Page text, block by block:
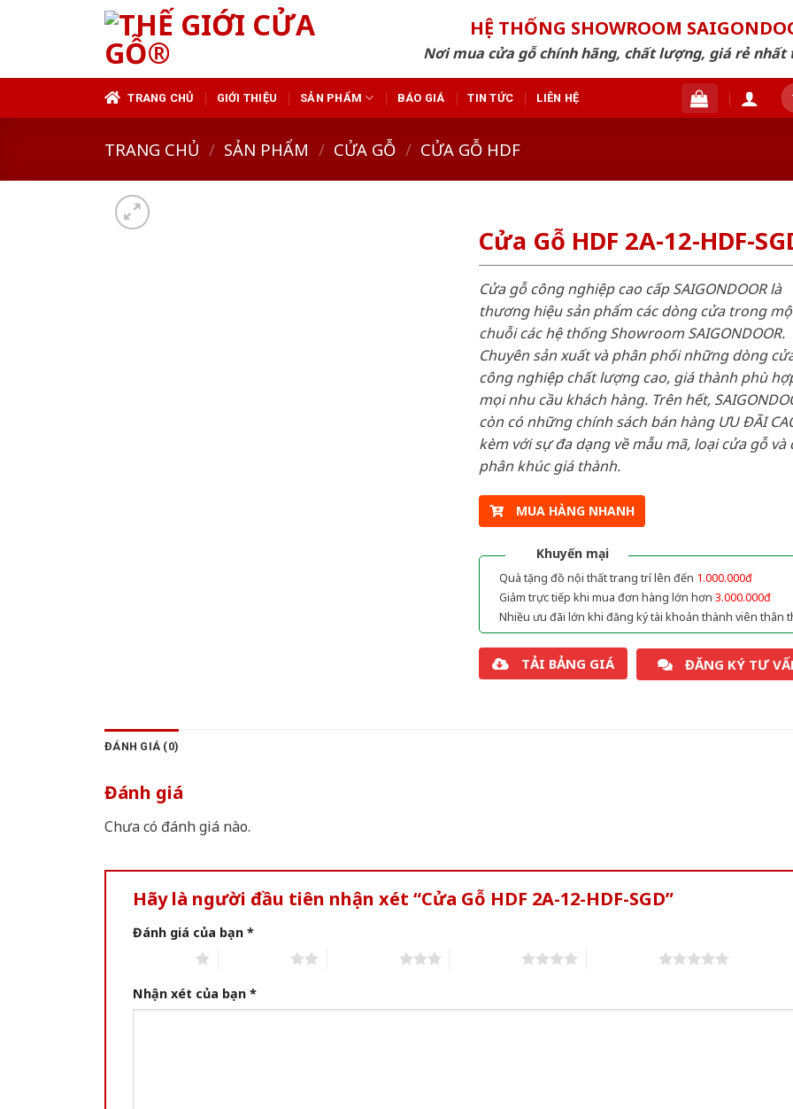
HỆ THỐNG SHOWROOM
Nơi mua cửa gỗ chính hãng, chất lượng, giá rẻ nhất
TRANG CHỦ GIỚI THIỆU SẢN PHẨM BÁO GIÁ TIN TỨC LIÊN HỆ
TRANG CHỦ / SẢN PHẨM / CỬA GỖ / CỬA GỖ HDF
Cửa Gỗ HDF 2A-12-HDF-
Cửa gỗ công nghiệp cao cấp SAIGONDOOR là
thương hiệu sản phẩm các dòng cửa trong
chuỗi các hệ thống Showroom SAIGONDOOR.
Chuyên sản xuất và phân phối những dòng
công nghiệp chất lượng cao, giá thành phù
mọi nhu cầu khách hàng. Trên hết,
còn có những chính sách bán hàng ƯU ĐÃI
kèm với sự đa dạng về mẫu mã, loại cửa gỗ và
phân khúc giá thành.
MUA HÀNG NHANH
Khuyến mại
Quà tặng đồ nội thất trang trí lên đến 1.000.000đ
Giảm trực tiếp khi mua đơn hàng lớn hơn 3.000.000đ
Nhiều ưu đãi lớn khi đăng ký tài khoản thành viên thân
TẢI BẢNG GIÁ ĐĂNG KÝ TƯ
ĐÁNH GIÁ (0)
Đánh giá
Chưa có đánh giá nào.
Hãy là người đầu tiên nhận xét “Cửa Gỗ HDF 2A-12-HDF-SGD”
Đánh giá của bạn *
Nhận xét của bạn *